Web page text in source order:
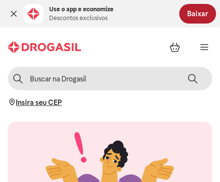
Use o app e economize
Descontos exclusivos
Baixar
Insira seu CEP